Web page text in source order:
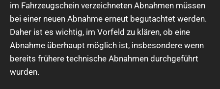
im Fahrzeugschein verzeichneten Abnahmen müssen
bei einer neuen Abnahme erneut begutachtet werden.
Daher ist es wichtig, im Vorfeld zu klären, ob eine
Abnahme überhaupt möglich ist, insbesondere wenn
bereits frühere technische Abnahmen durchgeführt
wurden.